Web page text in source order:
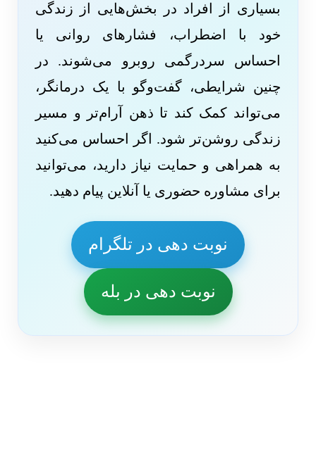
بسیاری از افراد در بخش‌هایی از زندگی
خود با اضطراب، فشارهای روانی یا
احساس سردرگمی روبرو می‌شوند. در
چنین شرایطی، گفت‌وگو با یک درمانگر،
می‌تواند کمک کند تا ذهن آرام‌تر و مسیر
زندگی روشن‌تر شود. اگر احساس می‌کنید
به همراهی و حمایت نیاز دارید، می‌توانید
برای مشاوره حضوری یا آنلاین پیام دهید.
نوبت دهی در تلگرام
نوبت دهی در بله